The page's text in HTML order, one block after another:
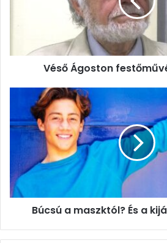
Véső Ágoston
maszktól?
És
tilalomtól?
Búcsú a maszktól? És a